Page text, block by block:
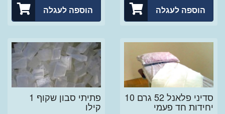
הוספה לעגלה הוספה לעגלה
סדיני פלאנל 52 גרם 10
יחידות חד פעמי
פתיתי סבון שקוף 1
קילו